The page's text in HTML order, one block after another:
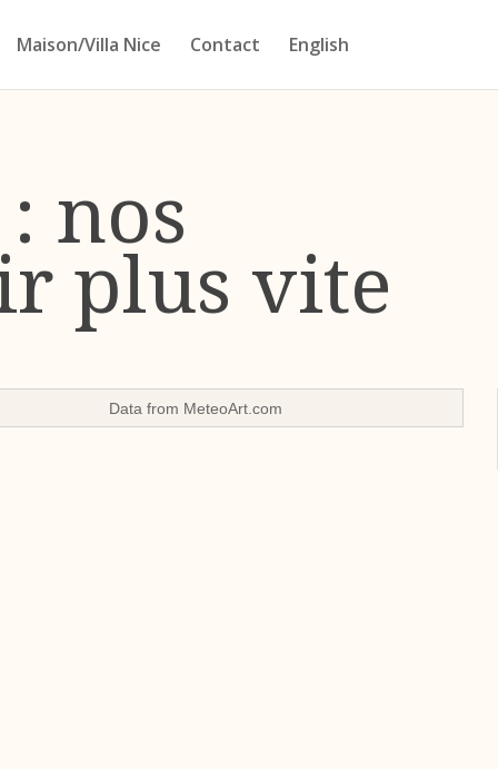
Maison/Villa Nice Contact English
nos
plus vite
Data from MeteoArt.com